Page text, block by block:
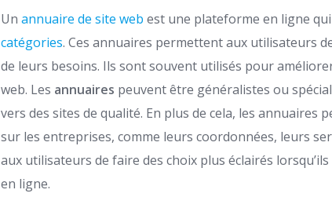
Unannuaire de site web est une plateforme en ligne qui
catégories. Ces annuaires permettent aux utilisateurs
de leurs besoins. Ils sont souvent utilisés pour
web. Les annuaires peuvent être généralistes ou
vers des sites de qualité. En plus de cela, les
sur les entreprises, comme leurs coordonnées, leurs
aux utilisateurs de faire des choix plus éclairés
en ligne.